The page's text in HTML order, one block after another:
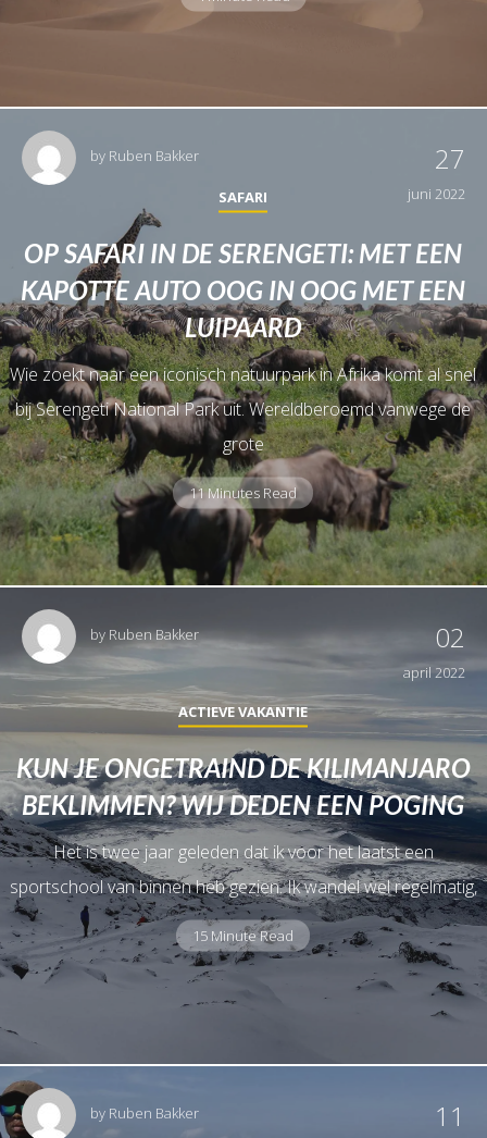
by Ruben Bakker 27
juni 2022
SAFARI
OP SAFARI IN DE SERENGETI: MET EEN
KAPOTTE AUTO OOG IN OOG MET EEN
LUIPAARD
Wie zoekt naar een iconisch natuurpark in Afrika komt al snel
bij Serengeti National Park uit. Wereldberoemd vanwege de
grote
11 Minutes Read
by Ruben Bakker 02
april 2022
ACTIEVE VAKANTIE
KUN JE ONGETRAIND DE KILIMANJARO
BEKLIMMEN? WIJ DEDEN EEN POGING
Het is twee jaar geleden dat ik voor het laatst een
sportschool van binnen heb gezien. Ik wandel wel regelmatig,
15 Minute Read
by Ruben Bakker 11